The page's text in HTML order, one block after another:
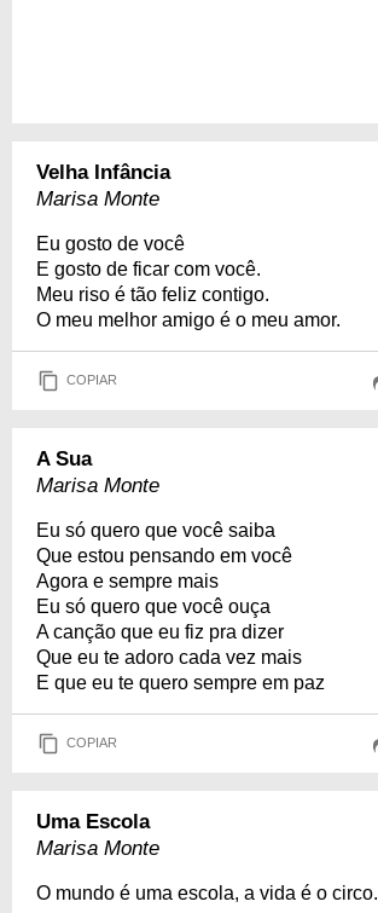
Velha Infância
Marisa Monte
Eu gosto de você
E gosto de ficar com você.
Meu riso é tão feliz contigo.
O meu melhor amigo é o meu amor.
COPIAR
A Sua
Marisa Monte
Eu só quero que você saiba
Que estou pensando em você
Agora e sempre mais
Eu só quero que você ouça
A canção que eu fiz pra dizer
Que eu te adoro cada vez mais
E que eu te quero sempre em paz
COPIAR
Uma Escola
Marisa Monte
O mundo é uma escola, a vida é o circo.